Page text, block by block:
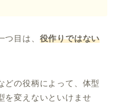
つ目は、 役作りではない
どの役柄によって、体型
を変えないといけませ